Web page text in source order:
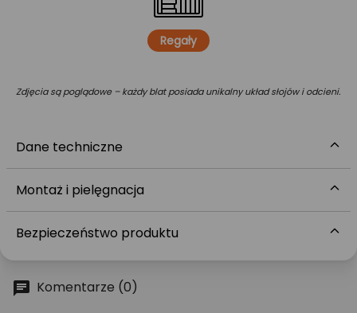
Regały
Zdjęcia są poglądowe – każdy blat posiada unikalny układ słojów i odcieni.
Dane techniczne
Montaż i pielęgnacja
Bezpieczeństwo produktu
Komentarze (0)